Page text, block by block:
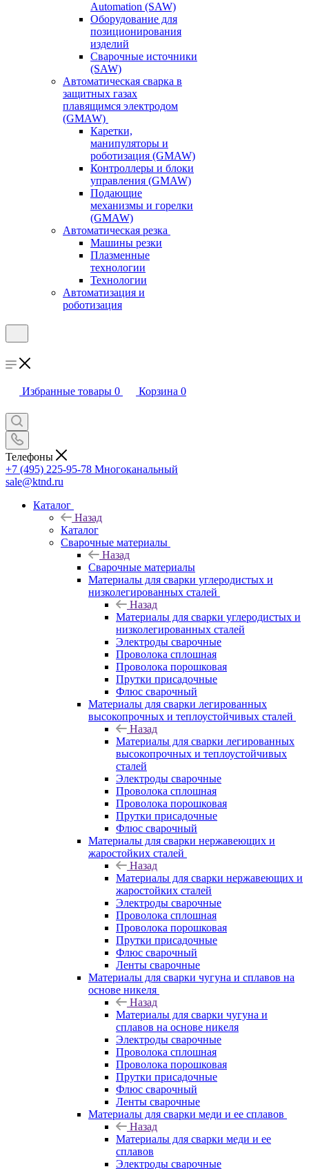
Automation (SAW)
Оборудование для
позиционирования
изделий
Сварочные источники
(SAW)
Автоматическая сварка в
защитных газах
плавящимся электродом
(GMAW)
Каретки,
манипуляторы и
роботизация (GMAW)
Контроллеры и блоки
управления (GMAW)
Подающие
механизмы и горелки
(GMAW)
Автоматическая резка
Машины резки
Плазменные
технологии
Технологии
Автоматизация и
роботизация
Избранные товары 0 Корзина 0
Телефоны
+7 (495) 225-95-78 Многоканальный
sale@ktnd.ru
Каталог
Назад
Каталог
Сварочные материалы
Назад
Сварочные материалы
Материалы для сварки углеродистых и
низколегированных сталей
Назад
Материалы для сварки углеродистых и
низколегированных сталей
Электроды сварочные
Проволока сплошная
Проволока порошковая
Прутки присадочные
Флюс сварочный
Материалы для сварки легированных
высокопрочных и теплоустойчивых сталей
Назад
Материалы для сварки легированных
высокопрочных и теплоустойчивых
сталей
Электроды сварочные
Проволока сплошная
Проволока порошковая
Прутки присадочные
Флюс сварочный
Материалы для сварки нержавеющих и
жаростойких сталей
Назад
Материалы для сварки нержавеющих и
жаростойких сталей
Электроды сварочные
Проволока сплошная
Проволока порошковая
Прутки присадочные
Флюс сварочный
Ленты сварочные
Материалы для сварки чугуна и сплавов на
основе никеля
Назад
Материалы для сварки чугуна и
сплавов на основе никеля
Электроды сварочные
Проволока сплошная
Проволока порошковая
Прутки присадочные
Флюс сварочный
Ленты сварочные
Материалы для сварки меди и ее сплавов
Назад
Материалы для сварки меди и ее
сплавов
Электроды сварочные